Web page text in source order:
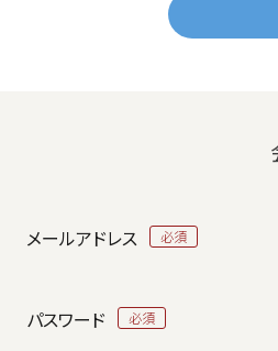
メールアドレス
パスワード